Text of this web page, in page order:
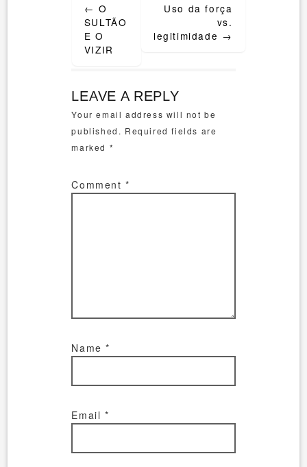
navigation
← O
SULTÃO
E O
VIZIR
Uso da força
vs.
legitimidade →
LEAVE A REPLY
Your email address will not be
published. Required fields are
marked *
Comment*
Name*
Email*